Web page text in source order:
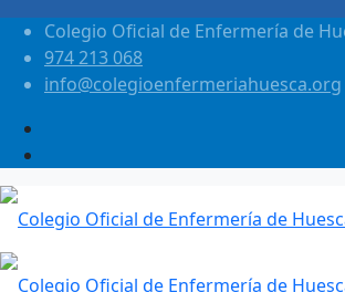
Colegio Oficial de Enfermería de
974 213 068
info@colegioenfermeriahuesca.org